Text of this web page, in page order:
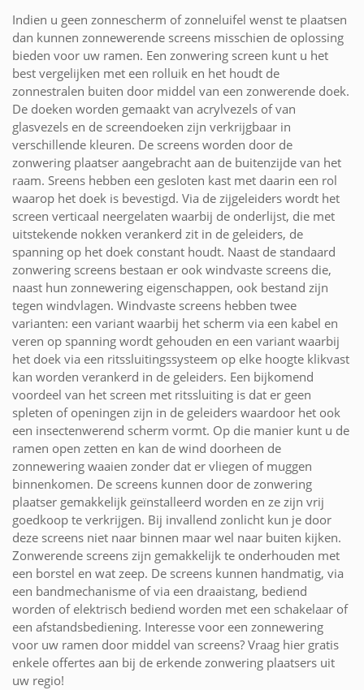
Indien u geen zonnescherm of zonneluifel wenst te plaatsen
dan kunnen zonnewerende screens misschien de oplossing
bieden voor uw ramen. Een zonwering screen kunt u het
best vergelijken met een rolluik en het houdt de
zonnestralen buiten door middel van een zonwerende doek.
De doeken worden gemaakt van acrylvezels of van
glasvezels en de screendoeken zijn verkrijgbaar in
verschillende kleuren. De screens worden door de
zonwering plaatser aangebracht aan de buitenzijde van het
raam. Sreens hebben een gesloten kast met daarin een rol
waarop het doek is bevestigd. Via de zijgeleiders wordt het
screen verticaal neergelaten waarbij de onderlijst, die met
uitstekende nokken verankerd zit in de geleiders, de
spanning op het doek constant houdt. Naast de standaard
zonwering screens bestaan er ook windvaste screens die,
naast hun zonnewering eigenschappen, ook bestand zijn
tegen windvlagen. Windvaste screens hebben twee
varianten: een variant waarbij het scherm via een kabel en
veren op spanning wordt gehouden en een variant waarbij
het doek via een ritssluitingssysteem op elke hoogte klikvast
kan worden verankerd in de geleiders. Een bijkomend
voordeel van het screen met ritssluiting is dat er geen
spleten of openingen zijn in de geleiders waardoor het ook
een insectenwerend scherm vormt. Op die manier kunt u de
ramen open zetten en kan de wind doorheen de
zonnewering waaien zonder dat er vliegen of muggen
binnenkomen. De screens kunnen door de zonwering
plaatser gemakkelijk geïnstalleerd worden en ze zijn vrij
goedkoop te verkrijgen. Bij invallend zonlicht kun je door
deze screens niet naar binnen maar wel naar buiten kijken.
Zonwerende screens zijn gemakkelijk te onderhouden met
een borstel en wat zeep. De screens kunnen handmatig, via
een bandmechanisme of via een draaistang, bediend
worden of elektrisch bediend worden met een schakelaar of
een afstandsbediening. Interesse voor een zonnewering
voor uw ramen door middel van screens? Vraag hier gratis
enkele offertes aan bij de erkende zonwering plaatsers uit
uw regio!